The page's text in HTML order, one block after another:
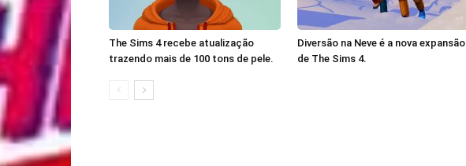
The Sims 4 recebe atualização
trazendo mais de 100 tons de pele.
Diversão na Neve é a nova expansão
de The Sims 4.